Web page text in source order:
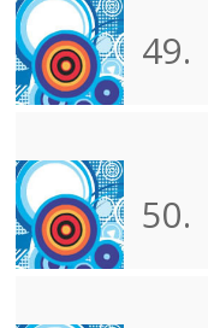
49.
50.